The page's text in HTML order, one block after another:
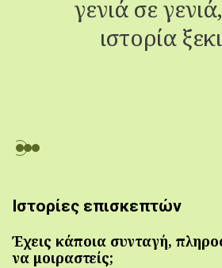
γενιά σε
ιστορία
Ιστορίες επισκεπτών
Έχεις κάποια συνταγή,
να μοιραστείς;